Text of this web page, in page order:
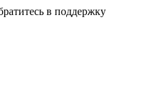
в поддержку